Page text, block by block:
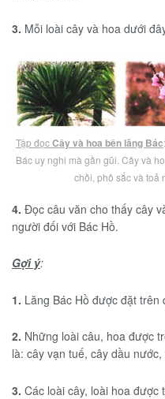
3. Mỗi loài cây và hoa dưới
Tập đọcCây và hoa bên lăng Bác
Bác uy nghi mà gần gũi. Cây và
chồi, phô sắc và toả
4. Đọc câu văn cho thấy cây
người đối với Bác Hồ.
Gợi ý:
1. Lăng Bác Hồ được đặt
2. Những loài câu, hoa được
là: cây vạn tuế, cây dầu
3. Các loài cây, loài hoa được